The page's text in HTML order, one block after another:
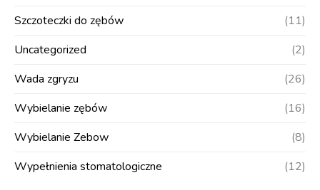
Szczoteczki do zębów
(11)
Uncategorized
(2)
Wada zgryzu
(26)
Wybielanie zębów
(16)
Wybielanie Zebow
(8)
Wypełnienia stomatologiczne
(12)